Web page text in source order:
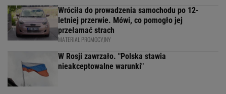
Wróciła do prowadzenia samochodu po 12-
letniej przerwie. Mówi, co pomogło jej
przełamać strach
MATERIAŁ PROMOCYJNY
W Rosji zawrzało. "Polska stawia
nieakceptowalne warunki"